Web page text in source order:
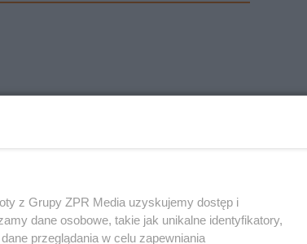
z Grupy ZPR Media uzyskujemy dostęp i
dane osobowe, takie jak unikalne identyfikatory,
przeglądania w celu zapewniania